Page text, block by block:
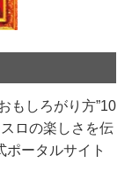
もしろがり方”10
ロの楽しさを伝
ポータルサイト